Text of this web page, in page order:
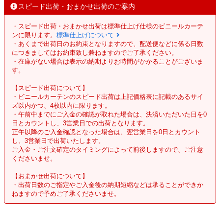
スピード出荷・おまかせ出荷のご案内
・スピード出荷・おまかせ出荷は標準仕上げ仕様のビニールカーテ
ンに限ります。 標準仕上げについて
・あくまで出荷日のお約束となりますので、配送便などに係る日数
につきましてはお約束致し兼ねますのでご了承ください。
・在庫がない場合は表示の納期よりお時間がかかることがございま
す。
【スピード出荷について】
・ビニールカーテンのスピード出荷は上記価格表に記載のあるサイ
ズ以内かつ、4枚以内に限ります。
・午前中までにご入金の確認が取れた場合は、決済いただいた日を0
日とカウントし、3営業日での出荷となります。
正午以降のご入金確認となった場合は、翌営業日を0日とカウント
し、3営業日で出荷いたします。
ご入金・ご注文確定のタイミングによって前後しますので、ご注意
くださいませ。
【おまかせ出荷について】
・出荷日数のご指定やご入金後の納期短縮などは承ることができか
ねますので予めご了承くださいませ。